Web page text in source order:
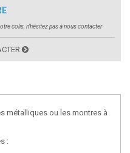
colis, n'hésitez pas à nous contacter
métalliques ou les montres à
: